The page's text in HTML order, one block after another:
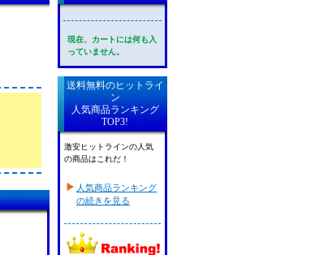
現在、カートには何も入
っていません。
送料無料のヒットライ
ン
人気商品ランキング
TOP3!
激安ヒットラインの人気
の商品はこれだ！
人気商品ランキング
の続きを見る